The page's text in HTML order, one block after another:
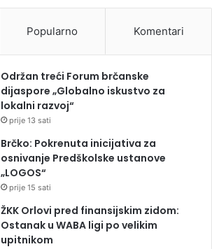
Popularno Komentari
Održan treći Forum brčanske
dijaspore „Globalno iskustvo za
lokalni razvoj“
prije 13 sati
Brčko: Pokrenuta inicijativa za
osnivanje Predškolske ustanove
„LOGOS“
prije 15 sati
ŽKK Orlovi pred finansijskim zidom:
Ostanak u WABA ligi po velikim
upitnikom